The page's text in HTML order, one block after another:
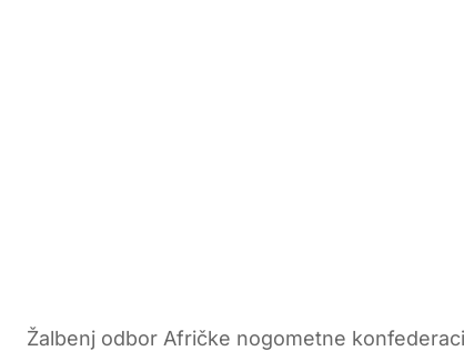
Žalbenj odbor Afričke nogometne